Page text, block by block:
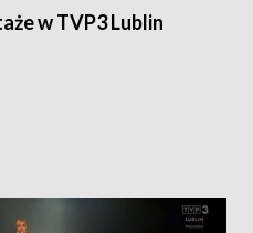
w TVP3 Lublin